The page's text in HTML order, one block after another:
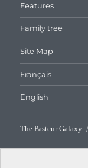
Features
Family tree
Site Map
Français
English
The Pasteur Galaxy